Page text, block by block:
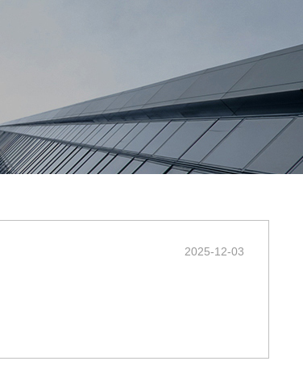
2025-12-03